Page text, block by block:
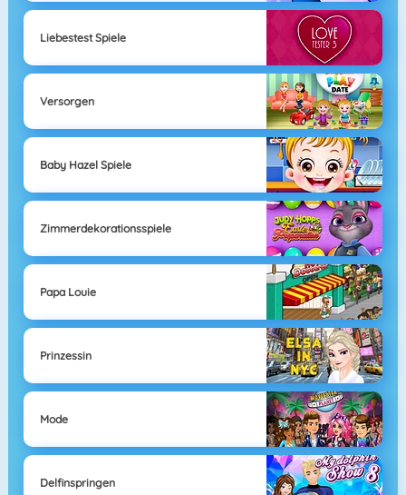
Liebestest Spiele
Versorgen
Baby Hazel Spiele
Zimmerdekorationsspiele
Papa Louie
Prinzessin
Mode
Delfinspringen